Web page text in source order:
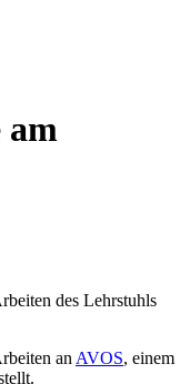
am
des Lehrstuhls
an AVOS, einem